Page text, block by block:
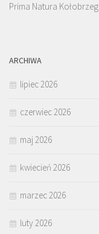
Prima Natura Kołobrzeg
ARCHIWA
lipiec 2026
czerwiec 2026
maj 2026
kwiecień 2026
marzec 2026
luty 2026